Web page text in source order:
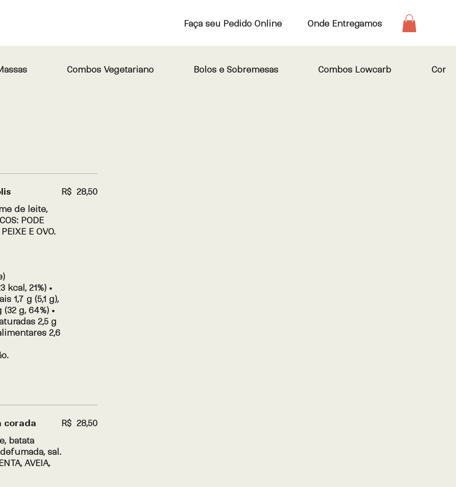
Faça seu Pedido Online Onde Entregamos
Combos Vegetariano Bolos e Sobremesas Combos Lowcarb
de leite,
PODE
E OVO.
kcal, 21%) •
1,7 g (5,1 g),
g, 64%) •
2,5 g
2,6
R$ 28,50
corada
batata
sal.
AVEIA,
R$ 28,50